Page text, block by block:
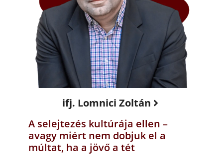
ifj. Lomnici Zoltán
A selejtezés kultúrája ellen –
avagy miért nem dobjuk el a
múltat, ha a jövő a tét